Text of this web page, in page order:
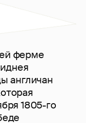
ферме
англичан
1805-го